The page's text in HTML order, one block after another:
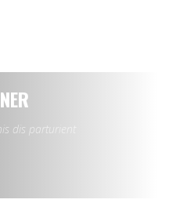
dis parturient